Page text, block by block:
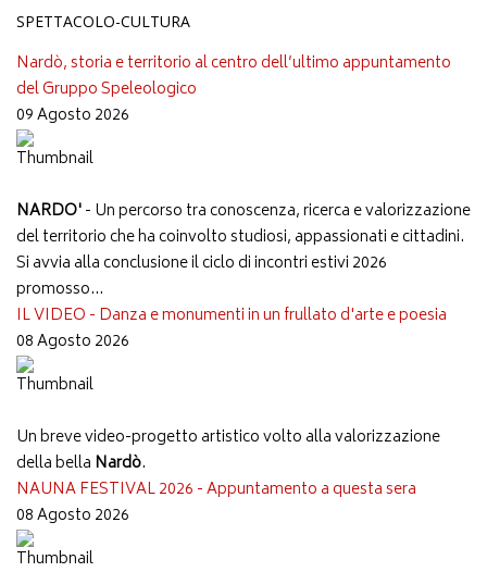
SPETTACOLO-CULTURA
Nardò, storia e territorio al centro dell’ultimo appuntamento
del Gruppo Speleologico
09 Agosto 2026
NARDO'- Un percorso tra conoscenza, ricerca e valorizzazione
del territorio che ha coinvolto studiosi, appassionati e cittadini.
Si avvia alla conclusione il ciclo di incontri estivi 2026
promosso...
IL VIDEO - Danza e monumenti in un frullato d'arte e poesia
08 Agosto 2026
Un breve video-progetto artistico volto alla valorizzazione
della bella Nardò.
NAUNA FESTIVAL 2026 - Appuntamento a questa sera
08 Agosto 2026